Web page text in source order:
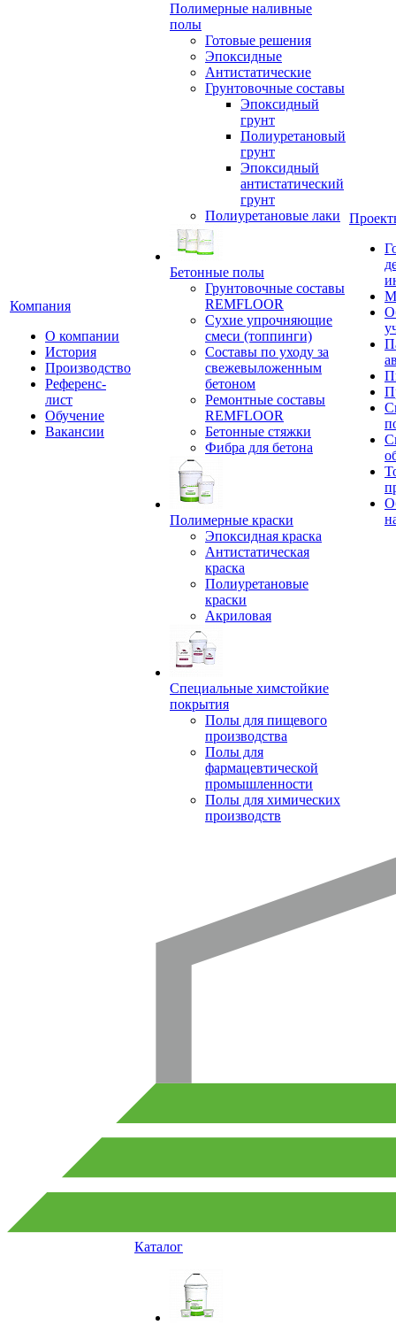
Компания
О компании
История
Производство
Референс-
лист
Обучение
Вакансии
Полимерные наливные
полы
Готовые решения
Эпоксидные
Антистатические
Грунтовочные составы
Эпоксидный
грунт
Полиуретановый
грунт
Эпоксидный
антистатический
грунт
Полиуретановые лаки
Бетонные полы
Грунтовочные составы
REMFLOOR
Сухие упрочняющие
смеси (топпинги)
Составы по уходу за
свежевыложенным
бетоном
Ремонтные составы
REMFLOOR
Бетонные стяжки
Фибра для бетона
Полимерные краски
Эпоксидная краска
Антистатическая
краска
Полиуретановые
краски
Акриловая
Специальные химстойкие
покрытия
Полы для пищевого
производства
Полы для
фармацевтической
промышленности
Полы для химических
производств
Каталог